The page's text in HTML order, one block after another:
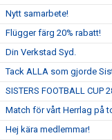
Nytt samarbete!
Flügger färg 20% rabatt!
Din Verkstad Syd.
Tack ALLA som gjorde
SISTERS FOOTBALL CUP
Match för vårt Herrlag på
Hej kära medlemmar!